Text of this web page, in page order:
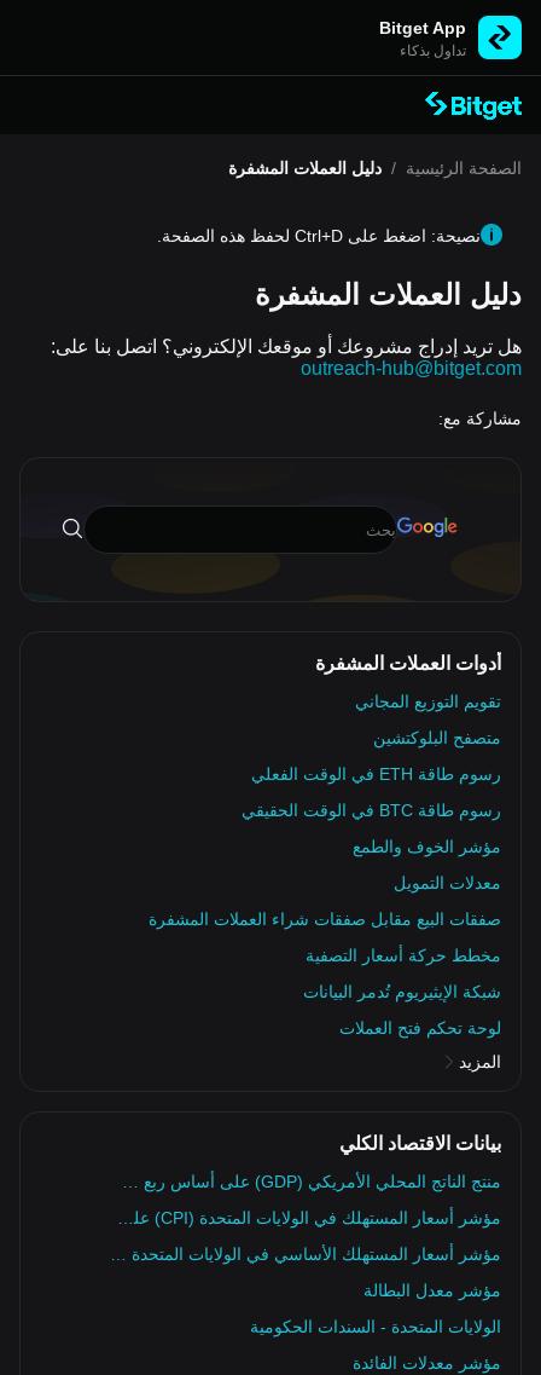
Bitget App
تداول بذكاء
الصفحة الرئيسية / دليل العملات المشفرة
دليل العملات المشفرة
هل تريد إدراج مشروعك أو موقعك الإلكتروني؟ اتصل بنا على:
outreach-hub@bitget.com
مشاركة مع:
نصيحة: اضغط على Ctrl+D لحفظ هذه الصفحة.
أدوات العملات المشفرة
تقويم التوزيع المجاني
متصفح البلوكتشين
رسوم طاقة ETH في الوقت الفعلي
رسوم طاقة BTC في الوقت الحقيقي
مؤشر الخوف والطمع
معدلات التمويل
صفقات البيع مقابل صفقات شراء العملات المشفرة
مخطط حركة أسعار التصفية
شبكة الإيثيريوم تُدمر البيانات
لوحة تحكم فتح العملات
المزيد
بيانات الاقتصاد الكلي
مؤشر معدل البطالة
الولايات المتحدة - السندات الحكومية
مؤشر معدلات الفائدة